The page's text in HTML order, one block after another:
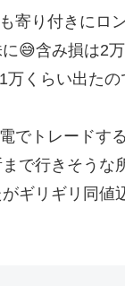
寄り付きにロ
😅含み損は2
くらい出た
でトレードす
で行きそうな
ギリギリ同値